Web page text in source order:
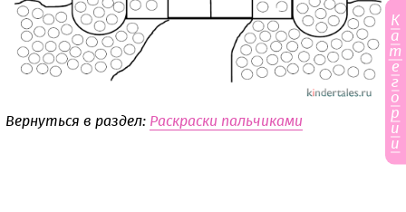
Вернуться в раздел: Раскраски пальчиками
К
а
т
е
г
о
р
и
и